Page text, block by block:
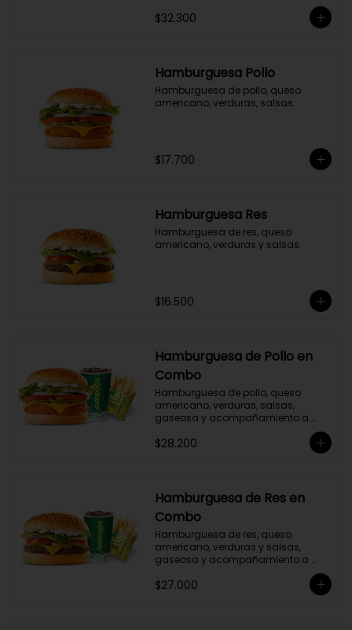
$32.300
Hamburguesa Pollo
Hamburguesa de pollo, queso
americano, verduras, salsas.
$17.700
Hamburguesa Res
Hamburguesa de res, queso
americano, verduras y salsas.
$16.500
Hamburguesa de Pollo en
Combo
Hamburguesa de pollo, queso
americano, verduras, salsas,
gaseosa y acompañamiento a
$28.200
Hamburguesa de Res en
Combo
Hamburguesa de res, queso
americano, verduras y salsas,
gaseosa y acompañamiento a
$27.000